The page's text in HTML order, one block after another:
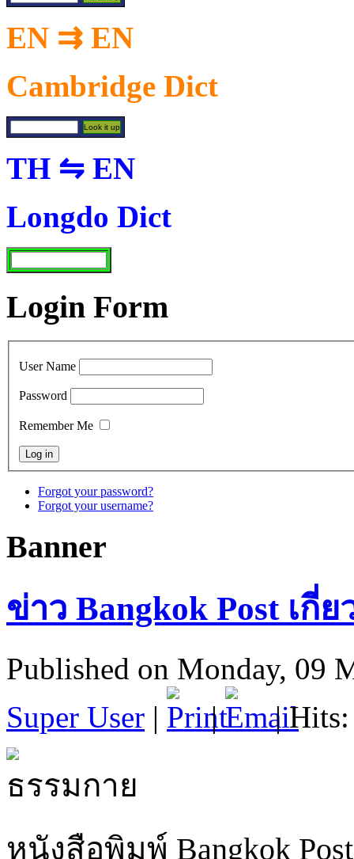
EN ⇉ EN
Cambridge Dict
TH ⇋ EN
Longdo Dict
Login Form
User Name
Password
Remember Me
Forgot your password?
Forgot your username?
Banner
ข่าว Bangkok Post เกี่
Published on Monday, 09
Super User | | | Hits:
หนังสือพิมพ์ Bangkok